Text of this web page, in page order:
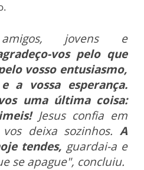
amigos, jovens e
vos pelo que
vosso entusiasmo,
a vossa esperança.
uma última coisa:
Jesus confia em
deixa sozinhos. A
tendes, guardai-a e
se apague", concluiu.